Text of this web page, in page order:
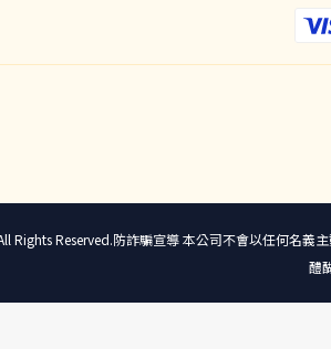
Rights Reserved.防詐騙宣導 本公司不會以任何名
醴